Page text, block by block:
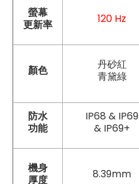
螢幕
更新率
120 Hz
顏色
丹砂紅
青黛綠
防水
功能
IP68 & IP69
& IP69+
機身
厚度
8.39mm